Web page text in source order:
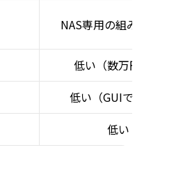
NAS専用の組み込みOS
低い（数万円〜）
低い（GUIで完結）
低い